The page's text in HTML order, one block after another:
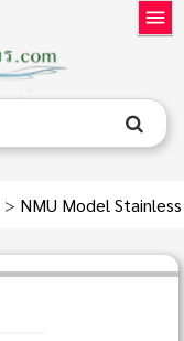
> NMU Model